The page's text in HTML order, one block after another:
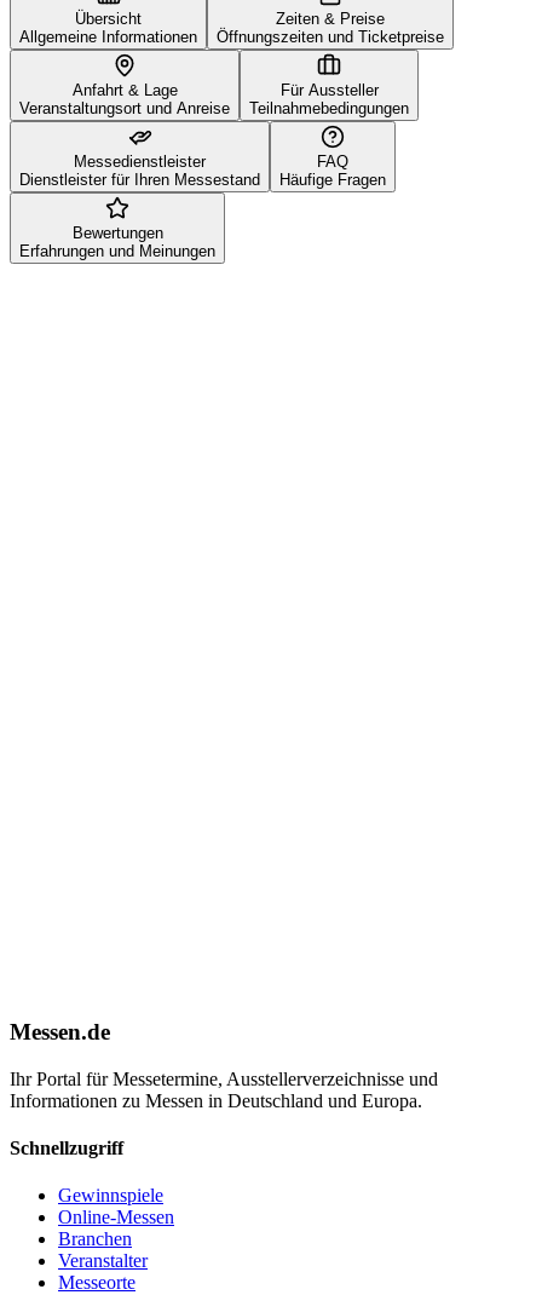
Übersicht
Allgemeine Informationen
Zeiten & Preise
Öffnungszeiten und Ticketpreise
Anfahrt & Lage
Veranstaltungsort und Anreise
Für Aussteller
Teilnahmebedingungen
Messedienstleister
Dienstleister für Ihren Messestand
FAQ
Häufige Fragen
Bewertungen
Erfahrungen und Meinungen
Messen.de
Ihr Portal für Messetermine, Ausstellerverzeichnisse und
Informationen zu Messen in Deutschland und Europa.
Schnellzugriff
Gewinnspiele
Online-Messen
Branchen
Veranstalter
Messeorte